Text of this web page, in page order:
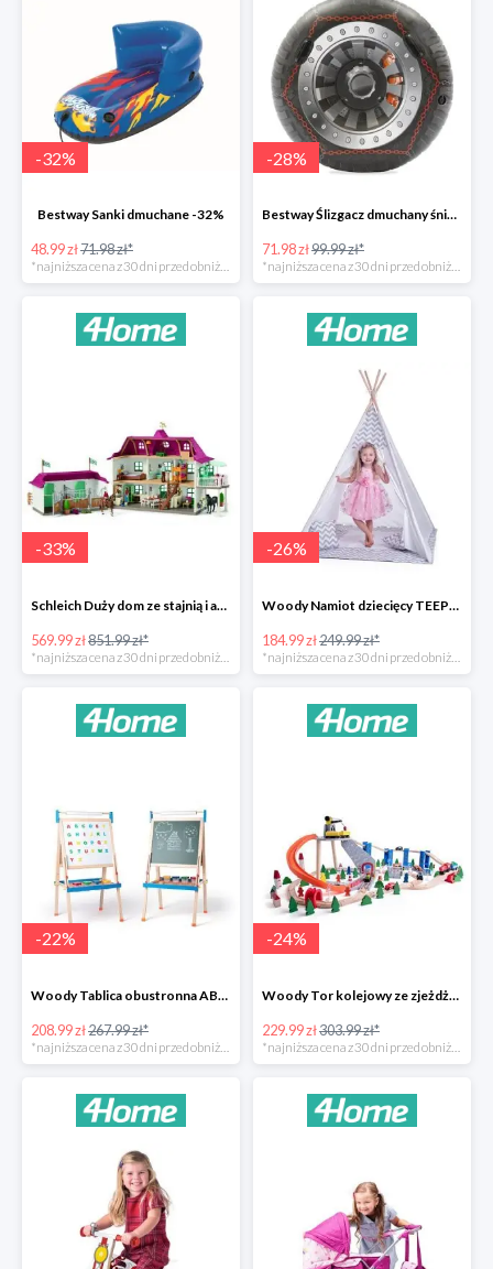
-32%
Bestway Sanki dmuchane -32%
48.99 zł71.98 zł*
*najniższa cena z 30 dni przed obniżką
-28%
Bestway Ślizgacz dmuchany śniegowy H2OGO -28%
71.98 zł99.99 zł*
*najniższa cena z 30 dni przed obniżką
-33%
Schleich Duży dom ze stajnią i akcesoriami -33%
569.99 zł851.99 zł*
-26%
Woody Namiot dziecięcy TEEPEE -26%
184.99 zł249.99 zł*
-22%
Woody Tablica obustronna ABC -22%
208.99 zł267.99 zł*
*najniższa cena z 30 dni przed obniżką
-24%
Woody Tor kolejowy ze zjeżdżalnią i żurawiem -24%
229.99 zł303.99 zł*
*najniższa cena z 30 dni przed obniżką